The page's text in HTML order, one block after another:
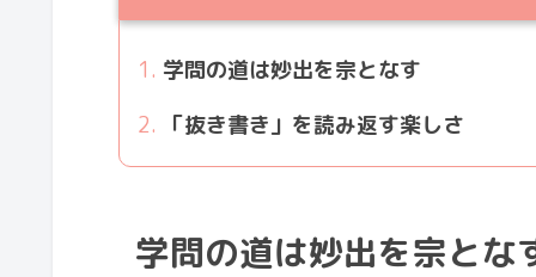
学問の道は妙出を宗となす
「抜き書き」を読み返す楽しさ
学問の道は妙出を宗とな